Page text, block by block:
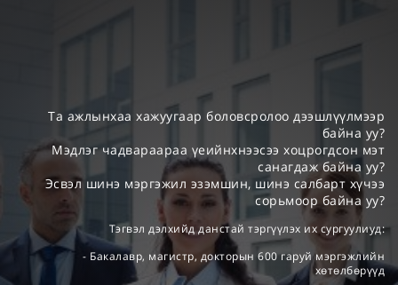
Та ажлынхаа хажуугаар боловсролоо дээшлүүлмээр
байна уу?
Мэдлэг чадвараараа үеийнхнээсээ хоцрогдсон мэт
санагдаж байна уу?
Эсвэл шинэ мэргэжил эзэмшин, шинэ салбарт хүчээ
сорьмоор байна уу?
Тэгвэл дэлхийд данстай тэргүүлэх их сургуулиуд:
- Бакалавр, магистр, докторын 600 гаруй мэргэжлийн
хөтөлбөрүүд